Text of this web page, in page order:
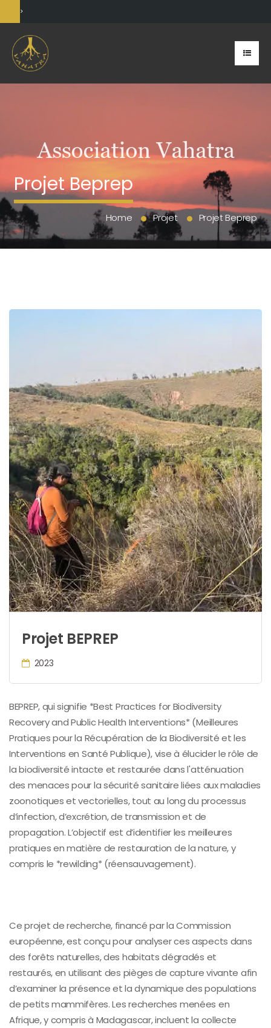
>
Projet Beprep
Home Projet Projet Beprep
Projet BEPREP
2023
BEPREP, qui signifie *Best Practices for Biodiversity
Recovery and Public Health Interventions* (Meilleures
Pratiques pour la Récupération de la Biodiversité et les
Interventions en Santé Publique), vise à élucider le rôle de
la biodiversité intacte et restaurée dans l'atténuation
des menaces pour la sécurité sanitaire liées aux maladies
zoonotiques et vectorielles, tout au long du processus
d’infection, d’excrétion, de transmission et de
propagation. L’objectif est d’identifier les meilleures
pratiques en matière de restauration de la nature, y
compris le *rewilding* (réensauvagement).
Ce projet de recherche, financé par la Commission
européenne, est conçu pour analyser ces aspects dans
des forêts naturelles, des habitats dégradés et
restaurés, en utilisant des pièges de capture vivante afin
d’examiner la présence et la dynamique des populations
de petits mammifères. Les recherches menées en
Afrique, y compris à Madagascar, incluent la collecte